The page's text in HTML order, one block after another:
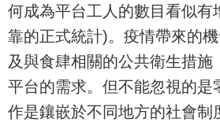
何成為平台工人的數目看似有
靠的正式統計)。疫情帶來的
及與食肆相關的公共衛生措施
平台的需求。但不能忽視的是
作是鑲嵌於不同地方的社會制